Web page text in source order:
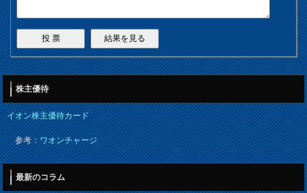
株主優待
イオン株主優待カード
参考：ワオンチャージ
最新のコラム